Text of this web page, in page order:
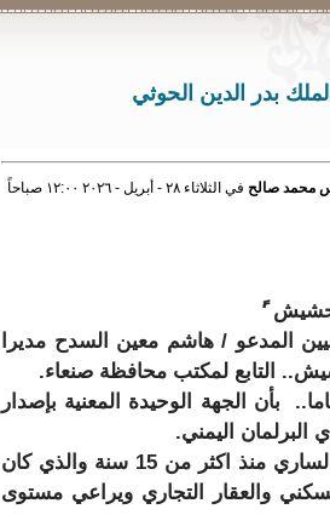
بدر الدين الحوثي
محمد صالح في الثلاثاء ٢٨ - أبريل - ٢٠٢٦ ١٢:٠٠ صباحاً
حشيش ‘ً
المدعو / هاشم معين السدح مديرا
التابع لمكتب محافظة صنعاء.
بأن الجهة الوحيدة المعنية بإصدار
اليمني.
- منذ تولي المدير الجاهل أعلاه.. قام بإلغاء القانون الساري منذ اكثر من 15 سنة والذي كان
والعقار التجاري ويراعي مستوى